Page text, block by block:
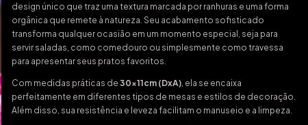
design único que traz uma textura marcada por ranhuras e uma forma
orgânica que remete à natureza. Seu acabamento sofisticado
transforma qualquer ocasião em um momento especial, seja para
servir saladas, como comedouro ou simplesmente como travessa
para apresentar seus pratos favoritos.
Com medidas práticas de 30x11cm (DxA) , ela se encaixa
perfeitamente em diferentes tipos de mesas e estilos de decoração.
Além disso, sua resistência e leveza facilitam o manuseio e a limpeza.